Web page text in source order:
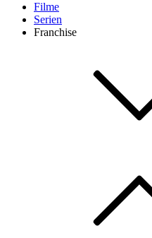
Filme
Serien
Franchise